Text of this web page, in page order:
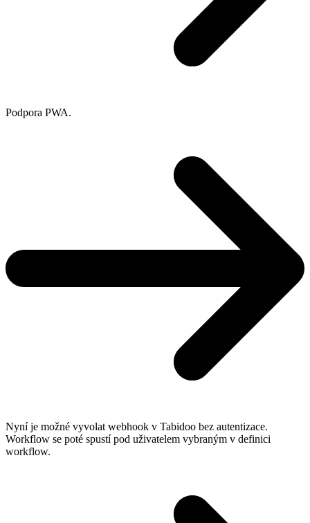
Podpora PWA.
Nyní je možné vyvolat webhook v Tabidoo bez autentizace.
Workflow se poté spustí pod uživatelem vybraným v definici
workflow.